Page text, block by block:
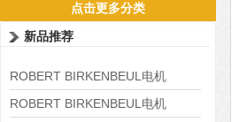
点击更多分类
新品推荐
ROBERT BIRKENBEUL电机
8APE225M-4-IE3
ROBERT BIRKENBEUL电机